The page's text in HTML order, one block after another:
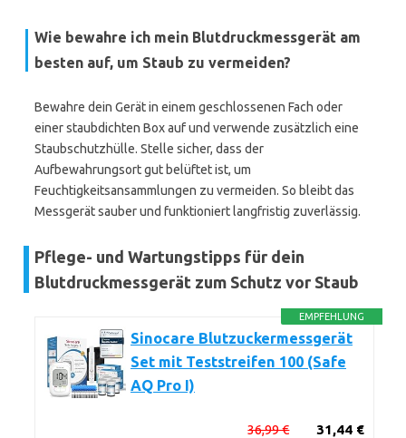
Wie bewahre ich mein Blutdruckmessgerät am
besten auf, um Staub zu vermeiden?
Bewahre dein Gerät in einem geschlossenen Fach oder
einer staubdichten Box auf und verwende zusätzlich eine
Staubschutzhülle. Stelle sicher, dass der
Aufbewahrungsort gut belüftet ist, um
Feuchtigkeitsansammlungen zu vermeiden. So bleibt das
Messgerät sauber und funktioniert langfristig zuverlässig.
Pflege- und Wartungstipps für dein
Blutdruckmessgerät zum Schutz vor Staub
EMPFEHLUNG
Sinocare Blutzuckermessgerät
Set mit Teststreifen 100 (Safe
AQ Pro I)
31,44 €
36,99 €